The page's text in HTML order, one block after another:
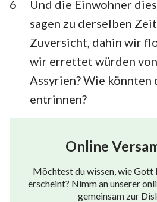
64
65 66
6
Und die Einwohner
sagen zu derselben
Zuversicht, dahin wir
wir errettet würden
Assyrien? Wie könnten
entrinnen?
Online
Möchtest du wissen, wie
erscheint? Nimm an unserer
gemeinsam zur